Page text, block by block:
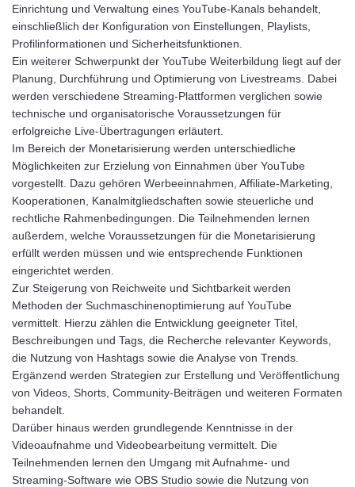
Einrichtung und Verwaltung eines YouTube-Kanals behandelt,
einschließlich der Konfiguration von Einstellungen, Playlists,
Profilinformationen und Sicherheitsfunktionen.
Ein weiterer Schwerpunkt der YouTube Weiterbildung liegt auf der
Planung, Durchführung und Optimierung von Livestreams. Dabei
werden verschiedene Streaming-Plattformen verglichen sowie
technische und organisatorische Voraussetzungen für
erfolgreiche Live-Übertragungen erläutert.
Im Bereich der Monetarisierung werden unterschiedliche
Möglichkeiten zur Erzielung von Einnahmen über YouTube
vorgestellt. Dazu gehören Werbeeinnahmen, Affiliate-Marketing,
Kooperationen, Kanalmitgliedschaften sowie steuerliche und
rechtliche Rahmenbedingungen. Die Teilnehmenden lernen
außerdem, welche Voraussetzungen für die Monetarisierung
erfüllt werden müssen und wie entsprechende Funktionen
eingerichtet werden.
Zur Steigerung von Reichweite und Sichtbarkeit werden
Methoden der Suchmaschinenoptimierung auf YouTube
vermittelt. Hierzu zählen die Entwicklung geeigneter Titel,
Beschreibungen und Tags, die Recherche relevanter Keywords,
die Nutzung von Hashtags sowie die Analyse von Trends.
Ergänzend werden Strategien zur Erstellung und Veröffentlichung
von Videos, Shorts, Community-Beiträgen und weiteren Formaten
behandelt.
Darüber hinaus werden grundlegende Kenntnisse in der
Videoaufnahme und Videobearbeitung vermittelt. Die
Teilnehmenden lernen den Umgang mit Aufnahme- und
Streaming-Software wie OBS Studio sowie die Nutzung von